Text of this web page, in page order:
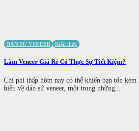
DÁN SỨ VENEER Kiến thức
Làm Veneer Giá Rẻ Có Thực Sự Tiết Kiệm?
Chi phí thấp hôm nay có thể khiến bạn tốn
hiểu về dán sứ veneer, một trong những...